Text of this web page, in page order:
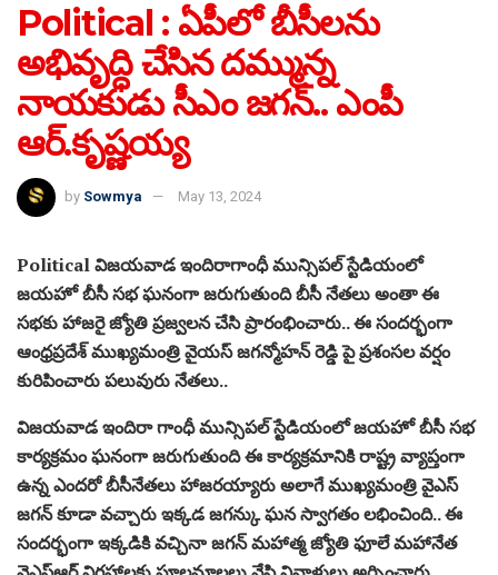
Political : ఏపీలో బీసీలను
అభివృద్ధి చేసిన దమ్మున్న
నాయకుడు సీఎం జగన్‌.. ఎంపీ
ఆర్‌.కృష్ణయ్య
by Sowmya May 13, 2024
Political విజయవాడ ఇందిరాగాంధీ మున్సిపల్ స్టేడియంలో
జయహో బీసీ సభ ఘనంగా జరుగుతుంది బీసీ నేతలు అంతా ఈ
సభకు హాజరై జ్యోతి ప్రజ్వలన చేసి ప్రారంభించారు.. ఈ సందర్భంగా
ఆంధ్రప్రదేశ్ ముఖ్యమంత్రి వైయస్ జగన్మోహన్ రెడ్డి పై ప్రశంసల వర్షం
కురిపించారు పలువురు నేతలు..
విజయవాడ ఇందిరా గాంధీ మున్సిపల్ స్టేడియంలో జయహో బీసీ సభ
కార్యక్రమం ఘనంగా జరుగుతుంది ఈ కార్యక్రమానికి రాష్ట్ర వ్యాప్తంగా
ఉన్న ఎందరో బీసీనేతలు హాజరయ్యారు అలాగే ముఖ్యమంత్రి వైఎస్
జగన్ కూడా వచ్చారు ఇక్కడ జగన్కు ఘన స్వాగతం లభించింది.. ఈ
సందర్భంగా ఇక్కడికి వచ్చినా జగన్ మహాత్మ జ్యోతి ఫూలే మహానేత